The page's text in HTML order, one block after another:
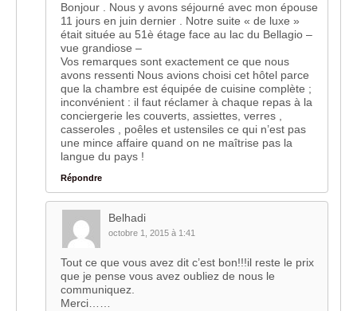
Bonjour . Nous y avons séjourné avec mon épouse
11 jours en juin dernier . Notre suite « de luxe »
était située au 51è étage face au lac du Bellagio –
vue grandiose –
Vos remarques sont exactement ce que nous
avons ressenti Nous avions choisi cet hôtel parce
que la chambre est équipée de cuisine complète ;
inconvénient : il faut réclamer à chaque repas à la
conciergerie les couverts, assiettes, verres ,
casseroles , poêles et ustensiles ce qui n’est pas
une mince affaire quand on ne maîtrise pas la
langue du pays !
Répondre
Belhadi
octobre 1, 2015 à 1:41
Tout ce que vous avez dit c’est bon!!!il reste le prix
que je pense vous avez oubliez de nous le
communiquez.
Merci……